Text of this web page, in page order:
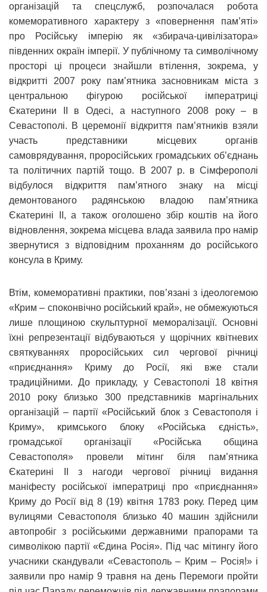
організацій та спецслужб, розпочалася робота
комеморативного характеру з «повернення пам’яті»
про Російську імперію як «збирача-цивілізатора»
південних окраїн імперії. У публічному та символічному
просторі ці процеси знайшли втілення, зокрема, у
відкритті 2007 року пам’ятника засновникам міста з
центральною фігурою російської імператриці
Єкатерини ІІ в Одесі, а наступного 2008 року – в
Севастополі. В церемонії відкриття пам’ятників взяли
участь представники місцевих органів
самоврядування, проросійських громадських об’єднань
та політичних партій тощо. В 2007 р. в Сімферополі
відбулося відкриття пам’ятного знаку на місці
демонтованого радянською владою пам’ятника
Єкатерині ІІ, а також оголошено збір коштів на його
відновлення, зокрема місцева влада заявила про намір
звернутися з відповідним проханням до російського
консула в Криму.
Втім, комеморативні практики, пов’язані з ідеологемою
«Крим – споконвічно російський край», не обмежуються
лише площиною скульптурної меморалізації. Основні
їхні репрезентації відбуваються у щорічних квітневих
святкуваннях проросійських сил чергової річниці
«приєднання» Криму до Росії, які вже стали
традиційними. До прикладу, у Севастополі 18 квітня
2010 року близько 300 представників маргінальних
організацій – партії «Російський блок з Севастополя і
Криму», кримського блоку «Російська єдність»,
громадської організації «Російська община
Севастополя» провели мітинг біля пам’ятника
Єкатерині II з нагоди чергової річниці видання
маніфесту російської імператриці про «приєднання»
Криму до Росії від 8 (19) квітня 1783 року. Перед цим
вулицями Севастополя близько 40 машин здійснили
автопробіг з російськими державними прапорами та
символікою партії «Єдина Росія». Під час мітингу його
учасники скандували «Севастополь – Крим – Росія!» і
заявили про намір 9 травня на день Перемоги пройти